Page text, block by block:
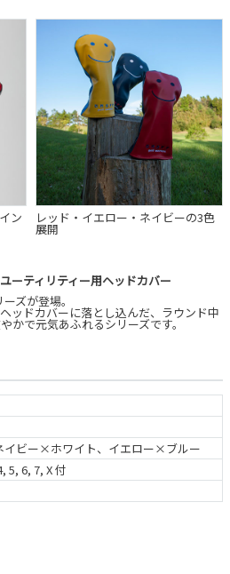
ン レッド・イエロー・ネイビーの3色
展開
ーティリティー用ヘッドカバー
ズが登場。
ッドカバーに落とし込んだ、ラウンド中
かで元気あふれるシリーズです。
イビー×ホワイト、イエロー×ブルー
5, 6, 7, X 付